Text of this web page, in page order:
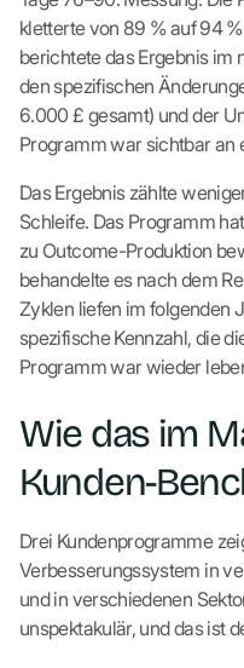
kletterte von 89 % auf 94
berichtete das Ergebnis
den spezifischen
6.000 £ gesamt) und der
Programm war sichtbar an
Das Ergebnis zählte
Schleife. Das Programm
zu Outcome-Produktion
behandelte es nach dem
Zyklen liefen im folgenden
spezifische Kennzahl, die
Programm war wieder
Wie das im
Kunden-
Drei Kundenprogramme
Verbesserungssystem in
und in verschiedenen
unspektakulär, und das ist